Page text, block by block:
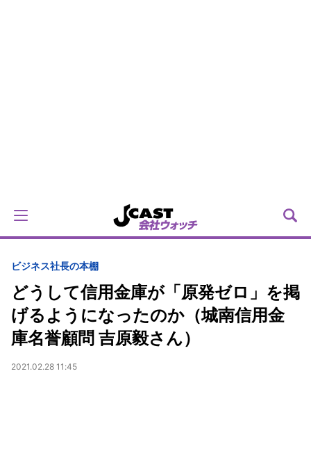
ビジネス社長の本棚
どうして信用金庫が「原発ゼロ」を掲
げるようになったのか（城南信用金
庫名誉顧問 吉原毅さん）
2021.02.28 11:45